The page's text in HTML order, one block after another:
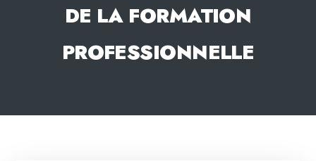
DE LA FORMATION
PROFESSIONNELLE